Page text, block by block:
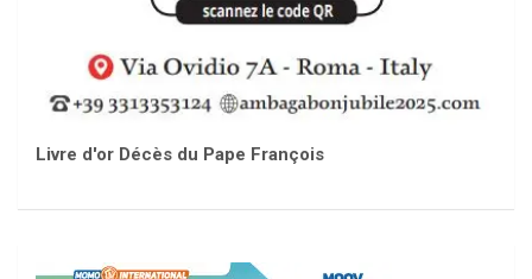
Livre d'or Décès du Pape François